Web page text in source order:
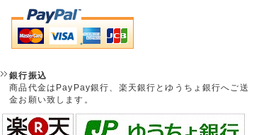
銀行振込
商品代金はPayPay銀行、楽天銀行とゆうちょ銀行へご送
金お願い致します。